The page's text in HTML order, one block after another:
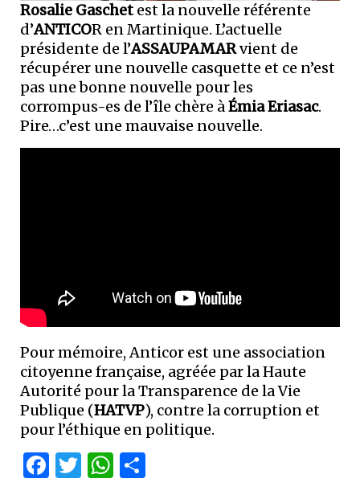
Rosalie Gaschet est la nouvelle référente
d’ANTICOR en Martinique. L’actuelle
présidente de l’ASSAUPAMARvient de
récupérer une nouvelle casquette et ce n’est
pas une bonne nouvelle pour les
corrompus-es de l’île chère àÉmia Eriasac.
Pire…c’est une mauvaise nouvelle.
Pour mémoire, Anticor est une association
citoyenne française, agréée par la Haute
Autorité pour la Transparence de la Vie
Publique (HATVP), contre la corruption et
pour l’éthique en politique.
Facebook
Twitter
WhatsApp